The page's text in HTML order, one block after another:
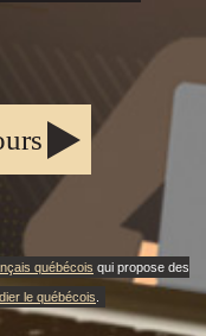
québécois qui propose des
le québécois